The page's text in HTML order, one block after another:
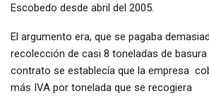
Escobedo desde abril del 2005.
El argumento era, que se pagaba
recolección de casi 8 toneladas de basura
contrato se establecía que la empresa
más IVA por tonelada que se recogiera